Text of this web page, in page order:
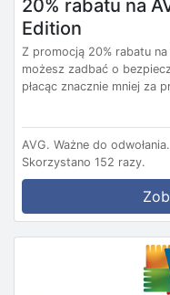
20% rabatu na
Edition
Z promocją 20% rabatu
możesz zadbać o
płacąc znacznie mniej za
AVG. Ważne do odwołania.
Skorzystano 152 razy.